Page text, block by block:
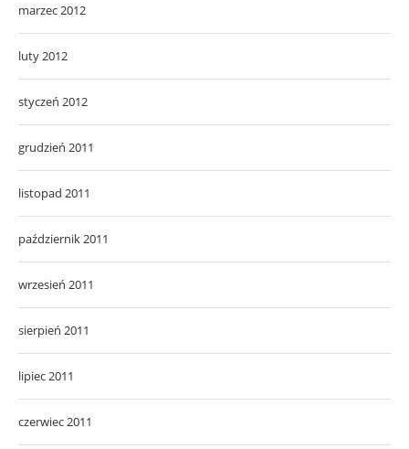
marzec 2012
luty 2012
styczeń 2012
grudzień 2011
listopad 2011
październik 2011
wrzesień 2011
sierpień 2011
lipiec 2011
czerwiec 2011